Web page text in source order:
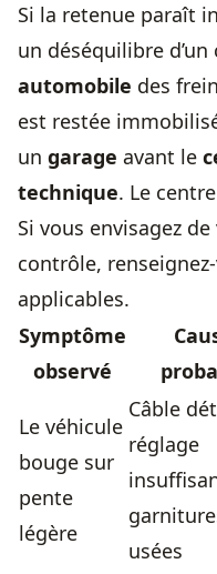
Si la retenue paraît
un déséquilibre d’un
automobile des
est restée
un garage avant le
technique. Le
Si vous envisagez de
contrôle,
applicables.
Symptôme
observé
Le véhicule
bouge sur
pente
légère
Câble
réglage
usées